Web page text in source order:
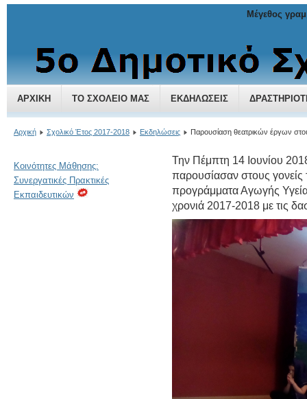
5ο Δημοτικό Σχολείο Χαλανδρίου
ΑΡΧΙΚΉ ΤΟ ΣΧΟΛΕΊΟ ΜΑΣ ΕΚΔΗΛΏΣΕΙΣ
Μέγεθος
Αρχική Σχολικό Έτος 2017-2018 Εκδηλώσεις Παρουσίαση θεατρικών έργων
Κοινότητες Μάθησης:
Συνεργατικές Πρακτικές
Εκπαιδευτικών
Την Πέμπτη 14 Ιουνίου
παρουσίασαν στους γονείς
προγράμματα Αγωγής
χρονιά 2017-2018 με τις